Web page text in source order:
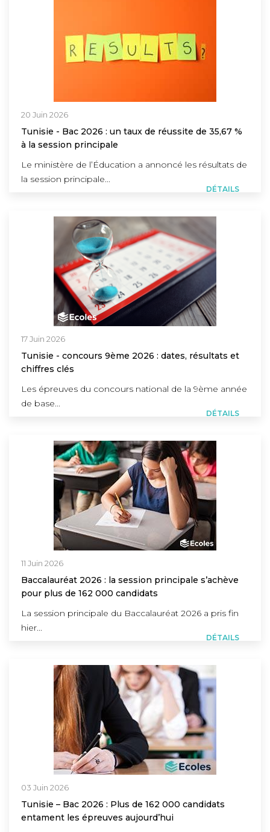
20 Juin 2026
Tunisie - Bac 2026 : un taux de réussite de 35,67 %
à la session principale
Le ministère de l’Éducation a annoncé les résultats de
la session principale...
DÉTAILS
17 Juin 2026
Tunisie - concours 9ème 2026 : dates, résultats et
chiffres clés
Les épreuves du concours national de la 9ème année
de base...
DÉTAILS
11 Juin 2026
Baccalauréat 2026 : la session principale s’achève
pour plus de 162 000 candidats
La session principale du Baccalauréat 2026 a pris fin
hier...
DÉTAILS
03 Juin 2026
Tunisie – Bac 2026 : Plus de 162 000 candidats
entament les épreuves aujourd’hui